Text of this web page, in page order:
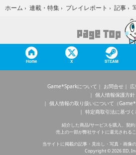
ホーム › 連載・特集 › プレイレポート › 記事 ›
Home X STEAM
Game*Sparkについて お問合せ
個人情報保護方針
個人情報の取り扱いについて（
特定商取引法に基づく
紹介した商品/サービスを購入、契約
売上の一部が弊社サイトに還元されるこ
当サイトに掲載の記事・見出し・写真・画像
Copyright © 2026 IID,